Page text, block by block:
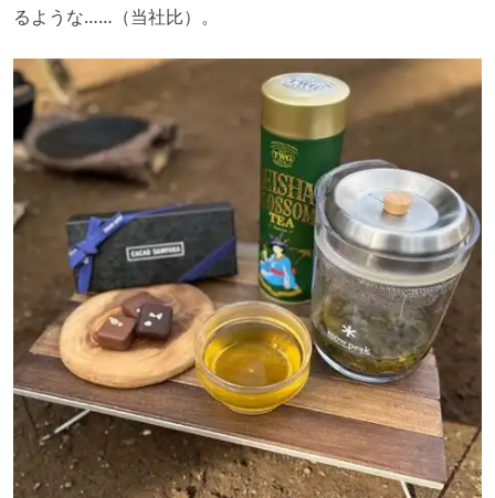
るような……（当社比）。